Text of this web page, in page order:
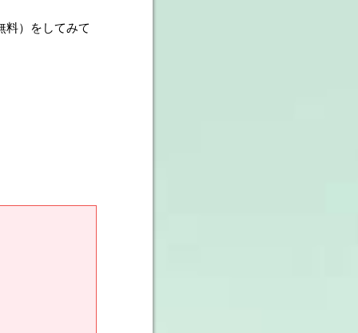
料）をしてみて